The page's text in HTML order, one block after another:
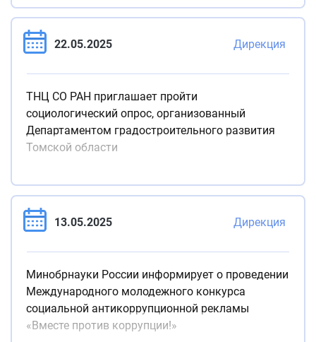
22.05.2025 Дирекция
ТНЦ СО РАН приглашает пройти
социологический опрос, организованный
Департаментом градостроительного развития
Томской области
13.05.2025 Дирекция
Минобрнауки России информирует о проведении
Международного молодежного конкурса
социальной антикоррупционной рекламы
«Вместе против коррупции!»